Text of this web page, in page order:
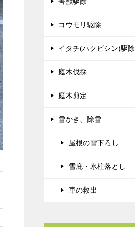
コウモリ駆除
イタチ(ハクビシン)駆除
庭木伐採
庭木剪定
雪かき、除雪
屋根の雪下ろし
雪庇・氷柱落とし
車の救出